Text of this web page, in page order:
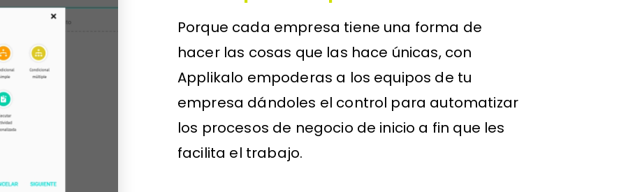
Porque cada empresa tiene una forma de
hacer las cosas que las hace únicas, con
Applikalo empoderas a los equipos de tu
empresa dándoles el control para automatizar
los procesos de negocio de inicio a fin que les
facilita el trabajo.